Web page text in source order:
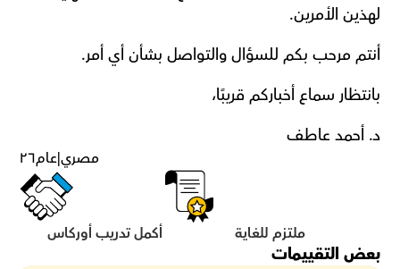
لهذين الأمرين.
أنتم مرحب بكم للسؤال والتواصل بشأن أي أمر.
بانتظار سماع أخباركم قريبًا،
د. أحمد عاطف
٢٦عام|مصري
ملتزم للغاية أكمل تدريب أوركاس
بعض التقييمات